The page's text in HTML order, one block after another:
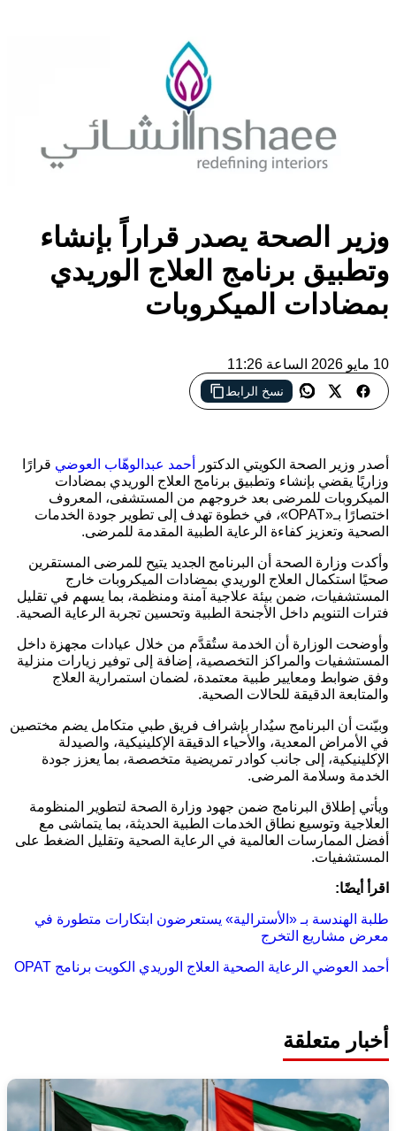
وزير الصحة يصدر قراراً بإنشاء
وتطبيق برنامج العلاج الوريدي
بمضادات الميكروبات
10 مايو 2026 الساعة 11:26
نسخ الرابط
وزارة الصحة الكويتية تطلق برنامجاً جديداً للعلاج الوريدي خارج
أصدر وزير الصحة الكويتي الدكتور أحمد عبدالوهّاب العوضي قرارًا
وزاريًا يقضي بإنشاء وتطبيق برنامج العلاج الوريدي بمضادات
الميكروبات للمرضى بعد خروجهم من المستشفى، المعروف
اختصارًا بـ«OPAT»، في خطوة تهدف إلى تطوير جودة الخدمات
الصحية وتعزيز كفاءة الرعاية الطبية المقدمة للمرضى.
وأكدت وزارة الصحة أن البرنامج الجديد يتيح للمرضى المستقرين
صحيًا استكمال العلاج الوريدي بمضادات الميكروبات خارج
المستشفيات، ضمن بيئة علاجية آمنة ومنظمة، بما يسهم في تقليل
فترات التنويم داخل الأجنحة الطبية وتحسين تجربة الرعاية الصحية.
وأوضحت الوزارة أن الخدمة ستُقدَّم من خلال عيادات مجهزة داخل
المستشفيات والمراكز التخصصية، إضافة إلى توفير زيارات منزلية
وفق ضوابط ومعايير طبية معتمدة، لضمان استمرارية العلاج
والمتابعة الدقيقة للحالات الصحية.
وبيّنت أن البرنامج سيُدار بإشراف فريق طبي متكامل يضم مختصين
في الأمراض المعدية، والأحياء الدقيقة الإكلينيكية، والصيدلة
الإكلينيكية، إلى جانب كوادر تمريضية متخصصة، بما يعزز جودة
الخدمة وسلامة المرضى.
ويأتي إطلاق البرنامج ضمن جهود وزارة الصحة لتطوير المنظومة
العلاجية وتوسيع نطاق الخدمات الطبية الحديثة، بما يتماشى مع
أفضل الممارسات العالمية في الرعاية الصحية وتقليل الضغط على
المستشفيات.
اقرأ أيضًا:
طلبة الهندسة بـ «الأسترالية» يستعرضون ابتكارات متطورة في
معرض مشاريع التخرج
أحمد العوضي الرعاية الصحية العلاج الوريدي الكويت برنامج OPAT
أخبار متعلقة